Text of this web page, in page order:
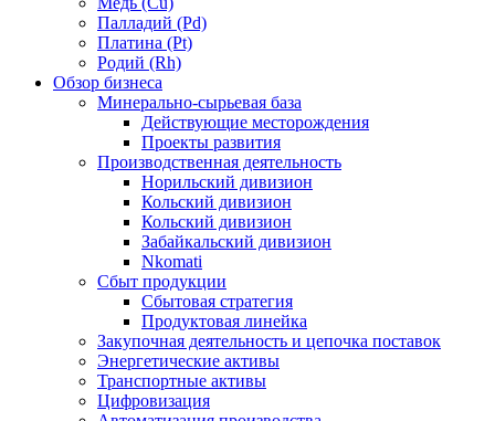
Палладий (Pd)
Платина (Pt)
Родий (Rh)
Обзор бизнеса
Минерально-сырьевая база
Действующие месторождения
Проекты развития
Производственная деятельность
Норильский дивизион
Кольский дивизион
Кольский дивизион
Забайкальский дивизион
Nkomati
Сбыт продукции
Сбытовая стратегия
Продуктовая линейка
Закупочная деятельность и цепочка поставок
Энергетические активы
Транспортные активы
Цифровизация